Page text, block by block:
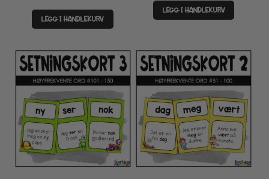
LEGG I HANDLEKURV
LEGG I HANDLEKURV